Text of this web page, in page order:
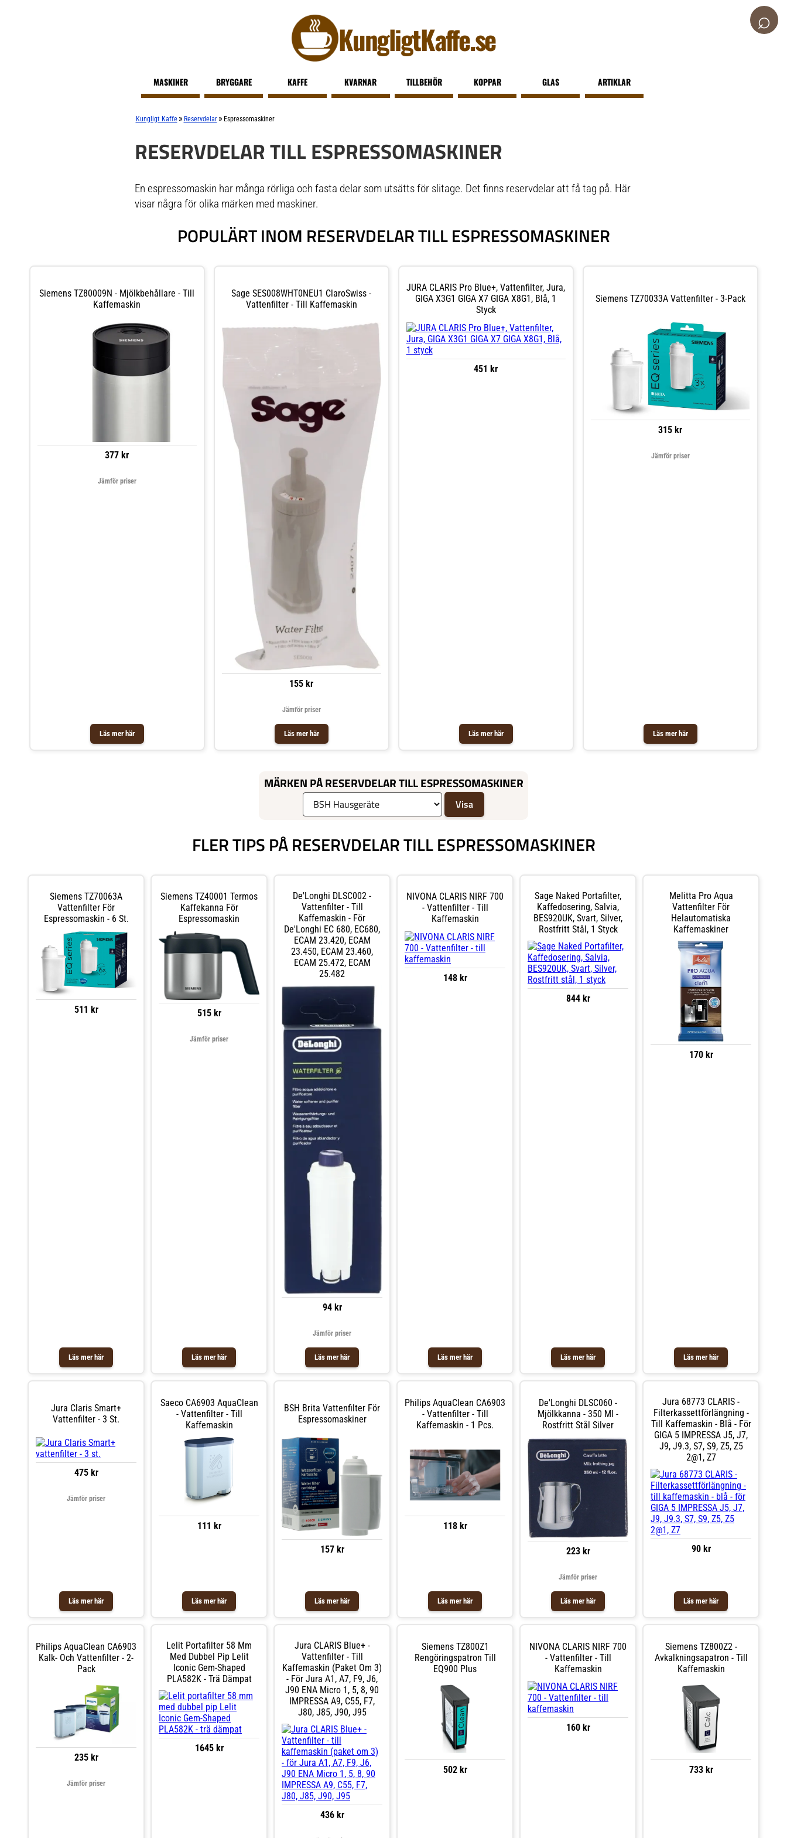
KungligtKaffe.se ⌕
MASKINER BRYGGARE KAFFE KVARNAR TILLBEHÖR KOPPAR GLAS ARTIKLAR
Kungligt Kaffe » Reservdelar » Espressomaskiner
RESERVDELAR TILL ESPRESSOMASKINER
En espressomaskin har många rörliga och fasta delar som utsätts för slitage. Det finns reservdelar att få tag på. Här
visar några för olika märken med maskiner.
POPULÄRT INOM RESERVDELAR TILL ESPRESSOMASKINER
Siemens TZ80009N - Mjölkbehållare - Till
Kaffemaskin
377 kr
Läs mer här
Jämför priser
Sage SES008WHT0NEU1 ClaroSwiss -
Vattenfilter - Till Kaffemaskin
155 kr
Läs mer här
Jämför priser
JURA CLARIS Pro Blue+, Vattenfilter, Jura,
GIGA X3G1 GIGA X7 GIGA X8G1, Blå, 1
Styck
451 kr
Läs mer här
Siemens TZ70033A Vattenfilter - 3-Pack
315 kr
Läs mer här
Jämför priser
MÄRKEN PÅ RESERVDELAR TILL ESPRESSOMASKINER
FLER TIPS PÅ RESERVDELAR TILL ESPRESSOMASKINER
Siemens TZ70063A
Vattenfilter För
Espressomaskin - 6 St.
511 kr
Läs mer här
Siemens TZ40001 Termos
Kaffekanna För
Espressomaskin
515 kr
Läs mer här
Jämför priser
De'Longhi DLSC002 -
Vattenfilter - Till
Kaffemaskin - För
De'Longhi EC 680, EC680,
ECAM 23.420, ECAM
23.450, ECAM 23.460,
ECAM 25.472, ECAM
25.482
94 kr
Läs mer här
Jämför priser
NIVONA CLARIS NIRF 700
- Vattenfilter - Till
Kaffemaskin
148 kr
Läs mer här
Sage Naked Portafilter,
Kaffedosering, Salvia,
BES920UK, Svart, Silver,
Rostfritt Stål, 1 Styck
844 kr
Läs mer här
Melitta Pro Aqua
Vattenfilter För
Helautomatiska
Kaffemaskiner
170 kr
Läs mer här
Jura Claris Smart+
Vattenfilter - 3 St.
475 kr
Läs mer här
Jämför priser
Saeco CA6903 AquaClean
- Vattenfilter - Till
Kaffemaskin
111 kr
Läs mer här
BSH Brita Vattenfilter För
Espressomaskiner
157 kr
Läs mer här
Philips AquaClean CA6903
- Vattenfilter - Till
Kaffemaskin - 1 Pcs.
118 kr
Läs mer här
De'Longhi DLSC060 -
Mjölkkanna - 350 Ml -
Rostfritt Stål Silver
223 kr
Läs mer här
Jämför priser
Jura 68773 CLARIS -
Filterkassettförlängning -
Till Kaffemaskin - Blå - För
GIGA 5 IMPRESSA J5, J7,
J9, J9.3, S7, S9, Z5, Z5
2@1, Z7
90 kr
Läs mer här
Philips AquaClean CA6903
Kalk- Och Vattenfilter - 2-
Pack
235 kr
Jämför priser
Lelit Portafilter 58 Mm
Med Dubbel Pip Lelit
Iconic Gem-Shaped
PLA582K - Trä Dämpat
1645 kr
Jura CLARIS Blue+ -
Vattenfilter - Till
Kaffemaskin (paket Om 3)
- För Jura A1, A7, F9, J6,
J90 ENA Micro 1, 5, 8, 90
IMPRESSA A9, C55, F7,
J80, J85, J90, J95
436 kr
Siemens TZ800Z1
Rengöringspatron Till
EQ900 Plus
502 kr
NIVONA CLARIS NIRF 700
- Vattenfilter - Till
Kaffemaskin
160 kr
Siemens TZ800Z2 -
Avkalkningsapatron - Till
Kaffemaskin
733 kr